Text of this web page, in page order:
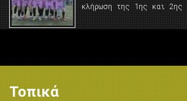
κλήρωση της 1ης και 2ης …
Τοπικά